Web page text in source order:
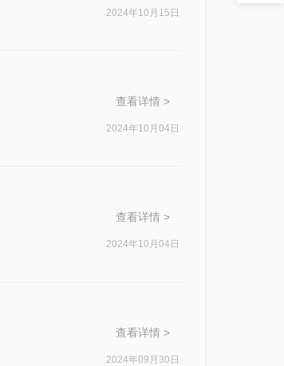
2024年10月15日
查看详情 >
2024年10月04日
查看详情 >
2024年10月04日
查看详情 >
2024年09月30日